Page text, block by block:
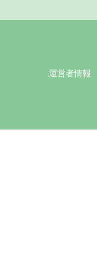
運営者情報